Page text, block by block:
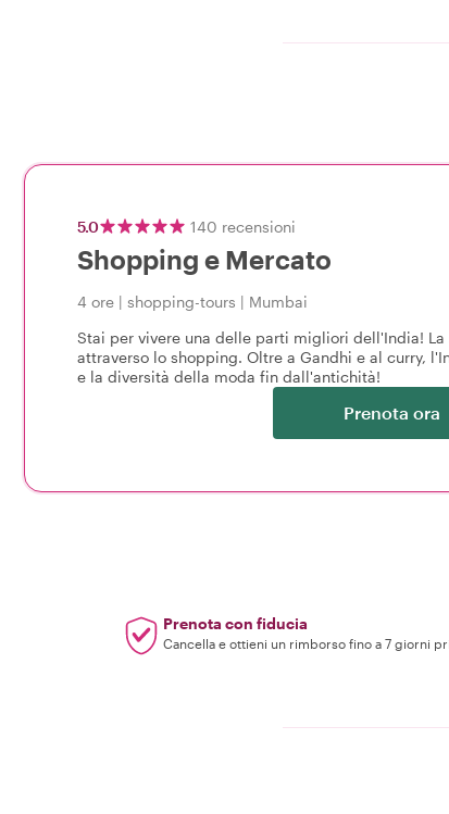
5.0 140 recensioni
Shopping e Mercato
4 ore | shopping-tours | Mumbai
Stai per vivere una delle parti migliori dell'India!
attraverso lo shopping. Oltre a Gandhi e al curry,
e la diversità della moda fin dall'antichità!
Prenota ora
Prenota con fiducia
Cancella e ottieni un rimborso fino a 7 giorni